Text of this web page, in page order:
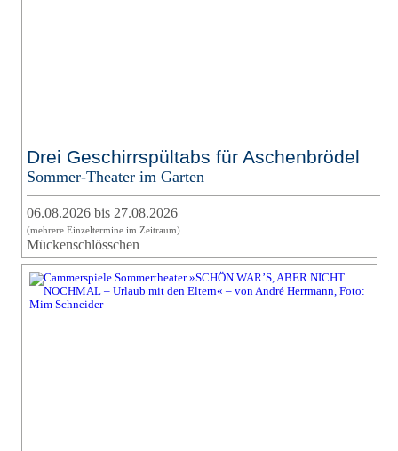
Drei Geschirrspültabs für Aschenbrödel
Sommer-Theater im Garten
06.08.2026 bis 27.08.2026
(mehrere Einzeltermine im Zeitraum)
Mückenschlösschen